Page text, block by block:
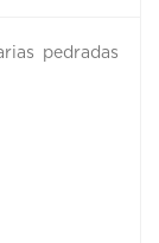
pedradas